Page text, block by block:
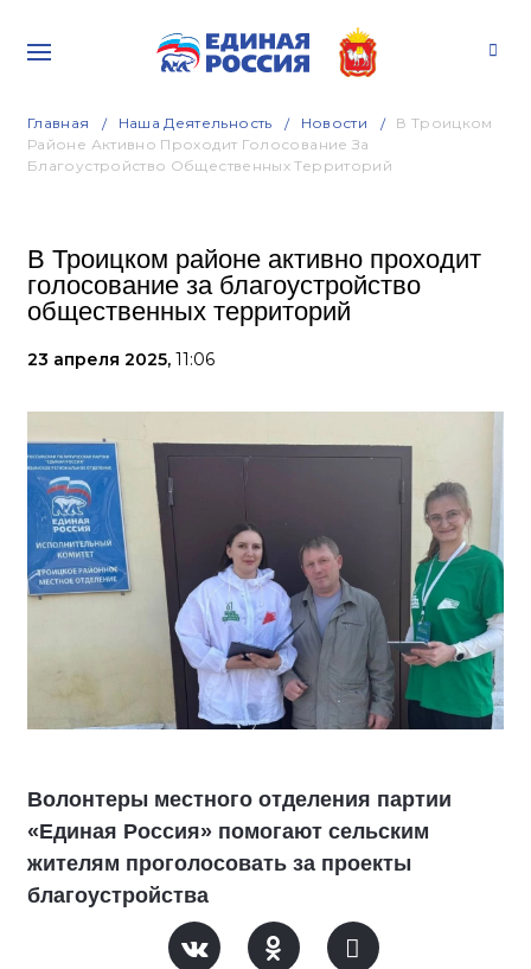
Главная Наша Деятельность Новости
В Троицком
Районе Активно Проходит Голосование За
Благоустройство Общественных Территорий
В Троицком районе активно проходит
голосование за благоустройство
общественных территорий
23 апреля 2025, 11:06
Волонтеры местного отделения партии
«Единая Россия» помогают сельским
жителям проголосовать за проекты
благоустройства